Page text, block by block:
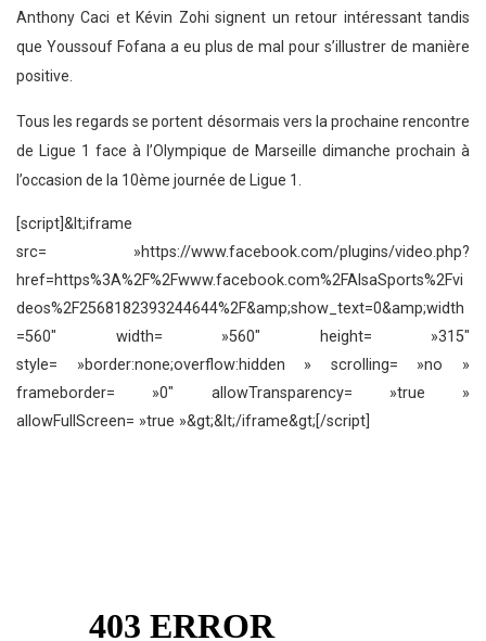
Anthony Caci et Kévin Zohi signent un retour intéressant tandis
que Youssouf Fofana a eu plus de mal pour s’illustrer de manière
positive.
Tous les regards se portent désormais vers la prochaine rencontre
de Ligue 1 face à l’Olympique de Marseille dimanche prochain à
l’occasion de la 10ème journée de Ligue 1.
[script]&lt;iframe
src= »https://www.facebook.com/plugins/video.php?
href=https%3A%2F%2Fwww.facebook.com%2FAlsaSports%2Fvi
deos%2F2568182393244644%2F&amp;show_text=0&amp;width
=560″ width= »560″ height= »315″
style= »border:none;overflow:hidden » scrolling= »no »
frameborder= »0″ allowTransparency= »true »
allowFullScreen= »true »&gt;&lt;/iframe&gt;[/script]